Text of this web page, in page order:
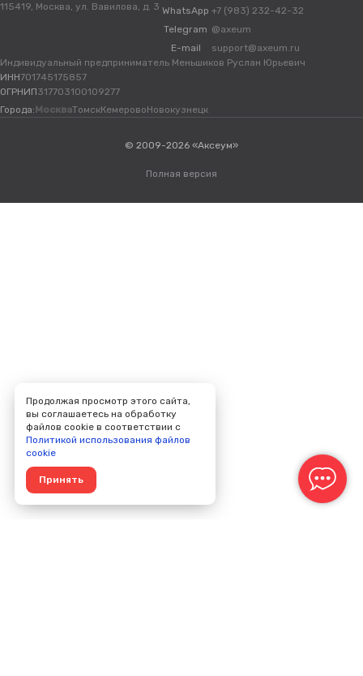
115419, Москва, ул. Вавилова, д. 3 WhatsApp +7 (983) 232-42-32
Telegram @axeum
E-mail
support@axeum.ru
Индивидуальный предприниматель Меньшиков Руслан Юрьевич
ИНН701745175857
ОГРНИП317703100109277
Города: МоскваТомскКемеровоНовокузнецк
© 2009-2026 «Аксеум»
Полная версия
Продолжая просмотр этого сайта,
вы соглашаетесь на обработку
файлов cookie в соответствии с
Политикой использования файлов
cookie
Принять